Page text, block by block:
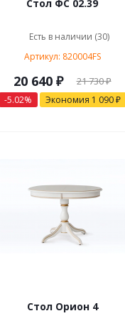
Стол ФС 02.39
Есть в наличии (30)
Артикул: 820004FS
20 640 ₽ 21 730 ₽
-5.02% Экономия 1 090 ₽
Стол Орион 4